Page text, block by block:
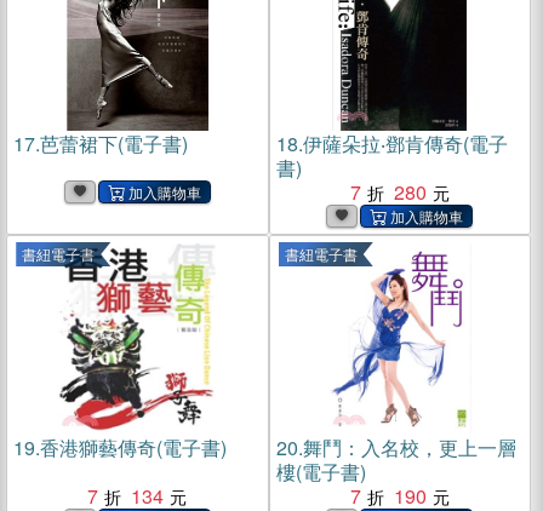
17.芭蕾裙下(電子書) 18.伊薩朵拉‧鄧肯傳奇(電子
書)
7
280
書紐電子書
19.香港獅藝傳奇(電子書)
7
134
書紐電子書
20.舞鬥：入名校，更上一層
樓(電子書)
7
190